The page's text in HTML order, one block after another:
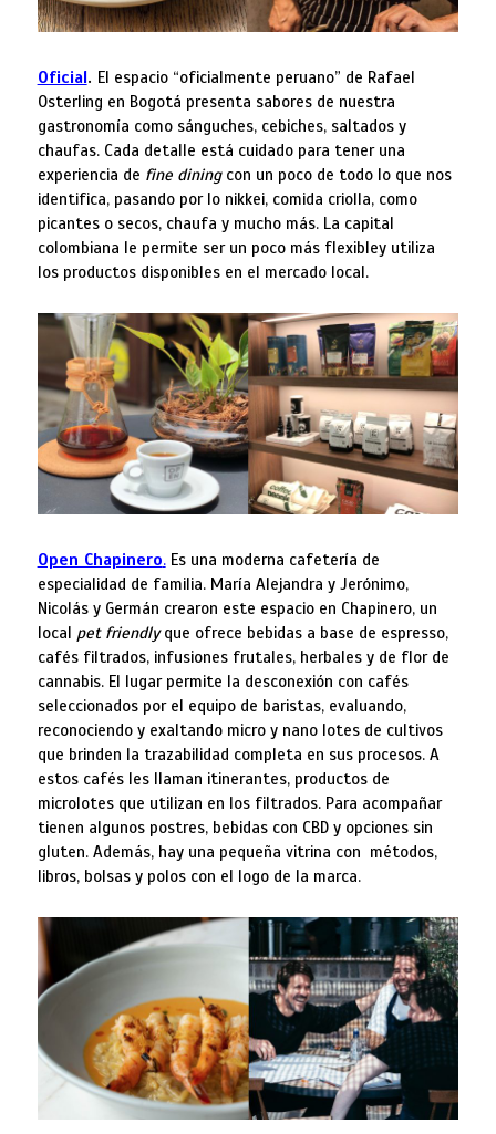
Oficial. El espacio “oficialmente peruano” de Rafael
Osterling en Bogotá presenta sabores de nuestra
gastronomía como sánguches, cebiches, saltados y
chaufas. Cada detalle está cuidado para tener una
experiencia de fine diningcon un poco de todo lo que nos
identifica, pasando por lo nikkei, comida criolla, como
picantes o secos, chaufa y mucho más. La capital
colombiana le permite ser un poco más flexibley utiliza
los productos disponibles en el mercado local.
Open Chapinero.Es una moderna cafetería de
especialidad de familia. María Alejandra y Jerónimo,
Nicolás y Germán crearon este espacio en Chapinero, un
local pet friendlyque ofrece bebidas a base de espresso,
cafés filtrados, infusiones frutales, herbales y de flor de
cannabis. El lugar permite la desconexión con cafés
seleccionados por el equipo de baristas, evaluando,
reconociendo y exaltando micro y nano lotes de cultivos
que brinden la trazabilidad completa en sus procesos. A
estos cafés les llaman itinerantes, productos de
microlotes que utilizan en los filtrados. Para acompañar
tienen algunos postres, bebidas con CBD y opciones sin
gluten. Además, hay una pequeña vitrina con métodos,
libros, bolsas y polos con el logo de la marca.